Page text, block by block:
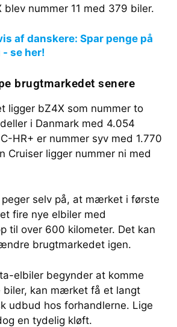
blev nummer 11 med 379 biler.
af danskere: Spar penge på
se her!
brugtmarkedet senere
ligger bZ4X som nummer to
i Danmark med 4.054
HR+ er nummer syv med 1.770
Cruiser ligger nummer ni med
peger selv på, at mærket i første
fire nye elbiler med
til over 600 kilometer. Det kan
brugtmarkedet igen.
elbiler begynder at komme
biler, kan mærket få et langt
udbud hos forhandlerne. Lige
en tydelig kløft.